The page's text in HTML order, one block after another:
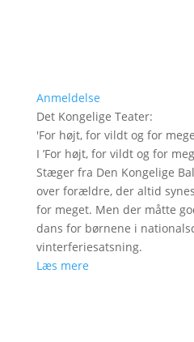
Anmeldelse
Det Kongelige Teater:
'For højt, for vildt og for
I ’For højt, for vildt og for
Stæger fra Den Kongelige
over forældre, der altid
for meget. Men der måtte
dans for børnene i
vinterferiesatsning.
Læs mere